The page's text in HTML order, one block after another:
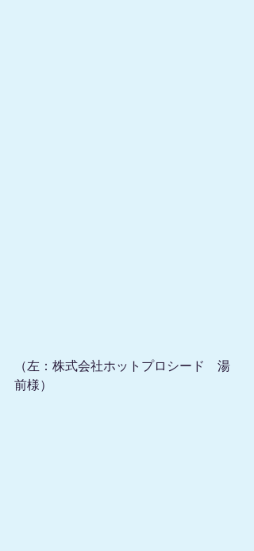
（左：株式会社ホットプロシード　湯
前様）